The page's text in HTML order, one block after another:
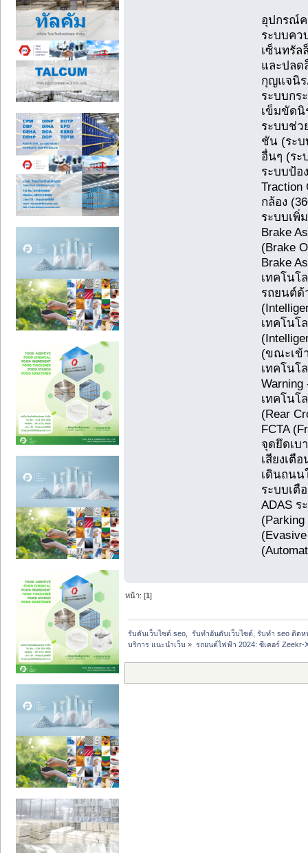
อุปกรณ์
ระบบคว
เซ็นทรัล
และปลด
กุญแจนิร
ระบบกร
เข็มขัดนิ
ระบบช่ว
ชัน (ระบ
อื่นๆ (ระ
ระบบป้อ
Traction
กล้อง
ระบบเพิ่
Brake
(Brake
Brake
เทคโนโ
รถยนต์
เทคโนโ
(ขณะเข้
เทคโนโ
Warning
เทคโนโ
(Rear
FCTA
จุดยึดเบ
เสียงเตื
เดินถนน
ระบบเตื
ADAS ร
หน้า: [1]
รับดันเว็บไซต์ seo,  รับทำอันดับเว็บไซต์, รับทำ seo ติดห
บริการ แนะนำเว็บ » รถยนต์ไฟฟ้า 2024: ซีเคอร์ Zeekr-